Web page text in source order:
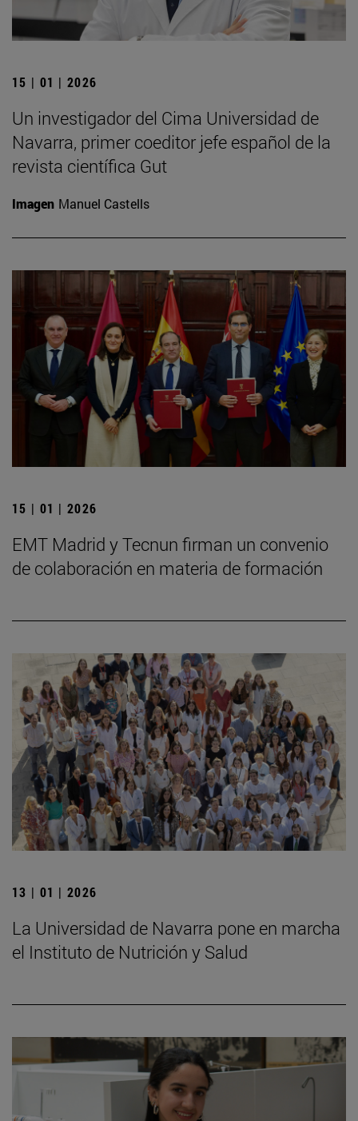
15 | 01 | 2026
Un investigador del Cima Universidad de
Navarra, primer coeditor jefe español de la
revista científica Gut
Imagen Manuel Castells
15 | 01 | 2026
EMT Madrid y Tecnun firman un convenio
de colaboración en materia de formación
13 | 01 | 2026
La Universidad de Navarra pone en marcha
el Instituto de Nutrición y Salud